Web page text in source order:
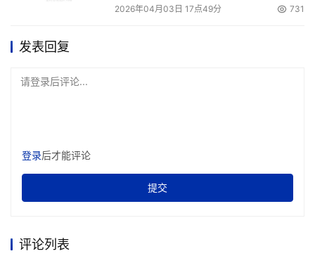
2026年04月03日 17点49分 731
发表回复
请登录后评论...
登录后才能评论
提交
评论列表